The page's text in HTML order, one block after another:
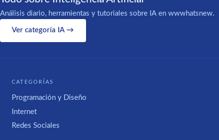
Análisis diario, herramientas y tutoriales sobre IA en wwwhatsnew.
Ver categoría IA →
CATEGORÍAS
Programación y Diseño
Internet
Redes Sociales